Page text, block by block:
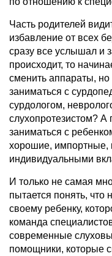
Часть родителей
избавление от всех
сразу все услышал и
происходит, то
сменить аппараты, но
заниматься с
сурдологом,
слухопротезистом? А
заниматься с
хорошие, импортные,
индивидуальными
И только не самая
пытается понять, что
своему ребенку,
команда
современные
помощники, которые